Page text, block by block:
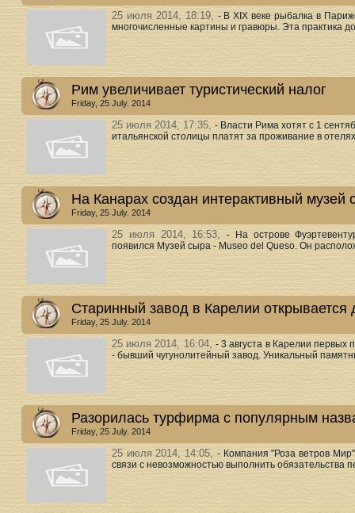
25 июля 2014, 18:19, - В XIX веке рыбалка в
многочисленные картины и гравюры. Эта практика
Рим увеличивает туристический налог
Friday, 25 July. 2014
25 июля 2014, 17:35, - Власти Рима хотят с 1
итальянской столицы платят за проживание в
На Канарах создан интерактивный музей
Friday, 25 July. 2014
25 июля 2014, 16:53, - На острове
появился Музей сыра - Museo del Queso. Он
Старинный завод в Карелии открывается
Friday, 25 July. 2014
25 июля 2014, 16:04, - 3 августа в Карелии первых
- бывший чугунолитейный завод. Уникальный
Разорилась турфирма с популярным
Friday, 25 July. 2014
25 июля 2014, 14:05, - Компания "Роза ветров
связи с невозможностью выполнить обязательства